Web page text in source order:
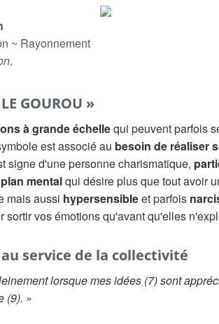
~ Rayonnement
.
GOUROU »
à grande échellequi peuvent parfois
est associé au besoin de réaliser
signe d'une personne charismatique,
mentalqui désire plus que tout avoir
mais aussi hypersensibleet parfois
sortir vos émotions qu'avant qu'elles
service de la collectivité
lorsque mes idées (7) sont
(9). »